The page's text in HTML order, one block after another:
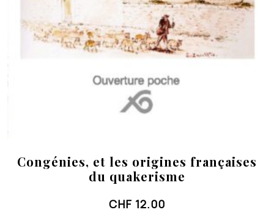
Congénies, et les origines françaises
du quakerisme
CHF 12.00